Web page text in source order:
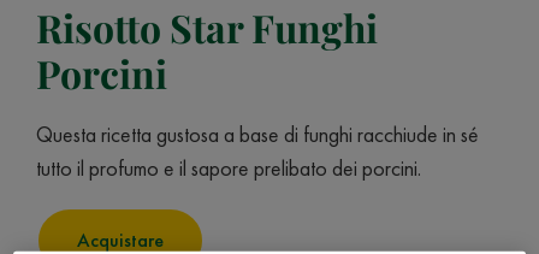
Risotto Star Funghi
Porcini
Questa ricetta gustosa a base di funghi racchiude in sé
tutto il profumo e il sapore prelibato dei porcini.
Acquistare